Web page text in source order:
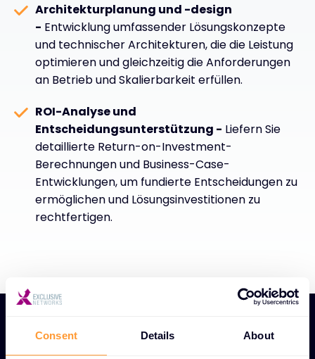
Consent Details About
Architekturplanung und -design
- Entwicklung umfassender Lösungskonzepte
und technischer Architekturen, die die Leistung
optimieren und gleichzeitig die Anforderungen
an Betrieb und Skalierbarkeit erfüllen.
ROI-Analyse und
Entscheidungsunterstützung - Liefern Sie
detaillierte Return-on-Investment-
Berechnungen und Business-Case-
Entwicklungen, um fundierte Entscheidungen zu
ermöglichen und Lösungsinvestitionen zu
rechtfertigen.